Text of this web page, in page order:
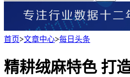
首页>文章中心>每日头条
精耕绒麻特色 打